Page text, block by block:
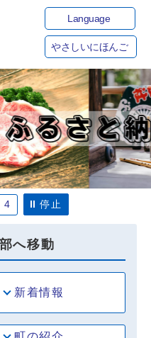
Language
やさしいにほんご
4 停止
へ移動
新着情報